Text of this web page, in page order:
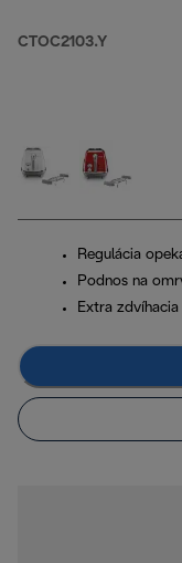
CTOC2103.Y
Regulácia
Podnos na
Extra